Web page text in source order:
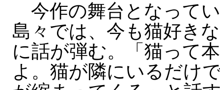
今作の舞台となって
島々では、今も猫好き
に話が弾む。「猫って
よ。猫が隣にいるだけ